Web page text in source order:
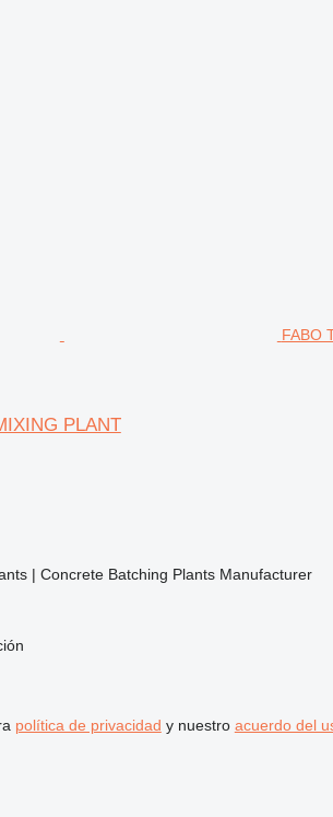
FABO
PLANT
| Concrete Batching Plants Manufacturer
política de privacidad y nuestro acuerdo del